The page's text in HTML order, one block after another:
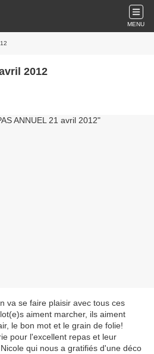
MENU
2012
va se faire plaisir avec tous ces
aiment marcher, ils aiment
le bon mot et le grain de folie!
pour l'excellent repas et leur
qui nous a gratifiés d'une déco